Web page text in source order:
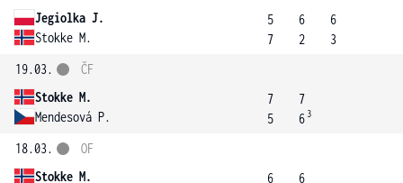
Jegiolka J.
Stokke M.
5
7
6
2
6
3
19.03.
Stokke M.
Mendesová P.
ČF
7
5
7
6 3
18.03.
Stokke M.
OF
6
6